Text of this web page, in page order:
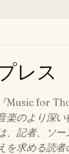
レス
『Music for
楽のより深
、記者、ソ
を求める読者